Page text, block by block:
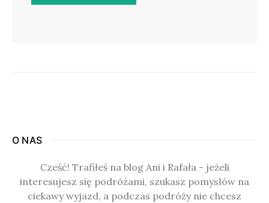
O NAS
Cześć! Trafiłeś na blog Ani i Rafała - jeżeli
interesujesz się podróżami, szukasz pomysłów na
ciekawy wyjazd, a podczas podróży nie chcesz